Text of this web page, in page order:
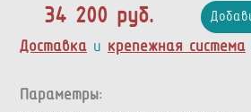
34 200 руб.
Доставка и крепежная система
Параметры: